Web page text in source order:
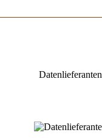
Datenlieferanten